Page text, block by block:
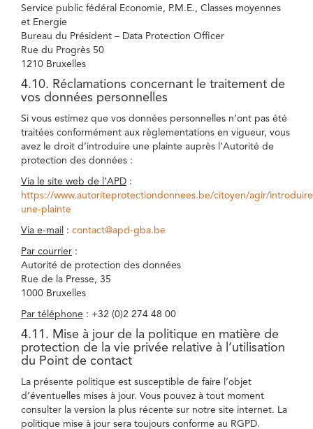
Service public fédéral Economie, P.M.E., Classes moyennes
et Energie
Bureau du Président – Data Protection Officer
Rue du Progrès 50
1210 Bruxelles
4.10. Réclamations concernant le traitement de
vos données personnelles
Si vous estimez que vos données personnelles n’ont pas été
traitées conformément aux règlementations en vigueur, vous
avez le droit d’introduire une plainte auprès l’Autorité de
protection des données :
Via le site web de l’APD :
https://www.autoriteprotectiondonnees.be/citoyen/agir/
une-plainte
Via e-mail : contact@apd-gba.be
Par courrier :
Autorité de protection des données
Rue de la Presse, 35
1000 Bruxelles
Par téléphone : +32 (0)2 274 48 00
4.11. Mise à jour de la politique en matière de
protection de la vie privée relative à l’utilisation
du Point de contact
La présente politique est susceptible de faire l’objet
d’éventuelles mises à jour. Vous pouvez à tout moment
consulter la version la plus récente sur notre site internet. La
politique mise à jour sera toujours conforme au RGPD.